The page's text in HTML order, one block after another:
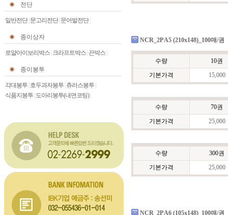
전단
일반전단| 문고리전단| 문어발전단|
종이상자
로얄아이보리박스 크라프트박스 끈박스
종이봉투
각대봉투 호두과자봉투 츄러스봉투
식품지봉투 도아리봉투(내면코팅)|
NCR_2P A5 (210x148)_100매/권
수량
10권
기본가격
15,000
수량
70권
기본가격
25,000
수량
300권
기본가격
25,000
NCR_2P A6 (105x148)_100매/권